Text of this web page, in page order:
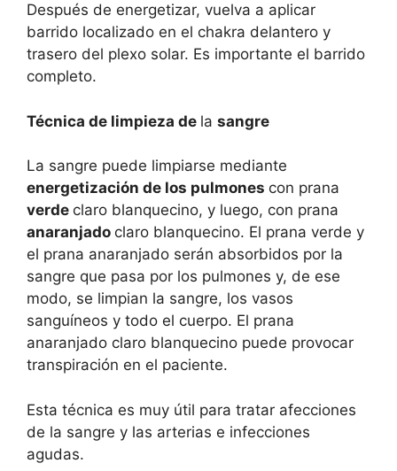
Después de energetizar, vuelva a aplicar
barrido localizado en el chakra delantero y
trasero del plexo solar. Es importante el barrido
completo.
Técnica de limpieza de la sangre
La sangre puede limpiarse mediante
energetización de los pulmones con prana
verde claro blanquecino, y luego, con prana
anaranjado claro blanquecino. El prana verde y
el prana anaranjado serán absorbidos por la
sangre que pasa por los pulmones y, de ese
modo, se limpian la sangre, los vasos
sanguíneos y todo el cuerpo. El prana
anaranjado claro blanquecino puede provocar
transpiración en el paciente.
Esta técnica es muy útil para tratar afecciones
de la sangre y las arterias e infecciones
agudas.